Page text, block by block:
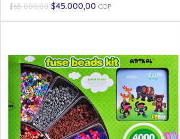
$65.000,00 $45.000,00 COP